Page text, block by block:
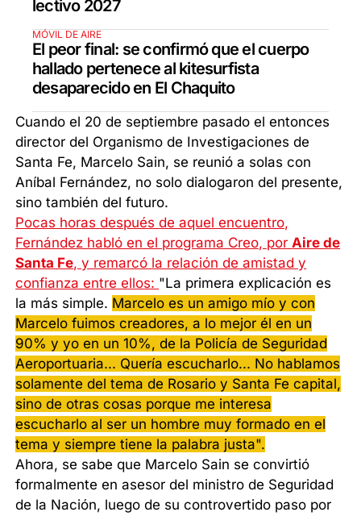
lectivo 2027
MÓVIL DE AIRE
El peor final: se confirmó que el cuerpo
hallado pertenece al kitesurfista
desaparecido en El Chaquito
Cuando el 20 de septiembre pasado el entonces
director del Organismo de Investigaciones de
Santa Fe, Marcelo Sain, se reunió a solas con
Aníbal Fernández, no solo dialogaron del presente,
sino también del futuro.
Pocas horas después de aquel encuentro,
Fernández habló en el programa Creo, porAire de
Santa Fe, y remarcó la relación de amistad y
confianza entre ellos: "La primera explicación es
la más simple. Marcelo es un amigo mío y con
Marcelo fuimos creadores, a lo mejor él en un
90% y yo en un 10%, de la Policía de Seguridad
Aeroportuaria... Quería escucharlo... No hablamos
solamente del tema de Rosario y Santa Fe capital,
sino de otras cosas porque me interesa
escucharlo al ser un hombre muy formado en el
tema y siempre tiene la palabra justa".
Ahora, se sabe que Marcelo Sain se convirtió
formalmente en asesor del ministro de Seguridad
de la Nación, luego de su controvertido paso por